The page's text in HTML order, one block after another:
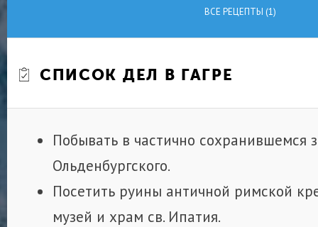
ВСЕ РЕЦЕПТЫ (1)
СПИСОК ДЕЛ В ГАГРЕ
Побывать в частично сохранившемся
Ольденбургского.
Посетить руины античной римской
музей и храм св. Ипатия.